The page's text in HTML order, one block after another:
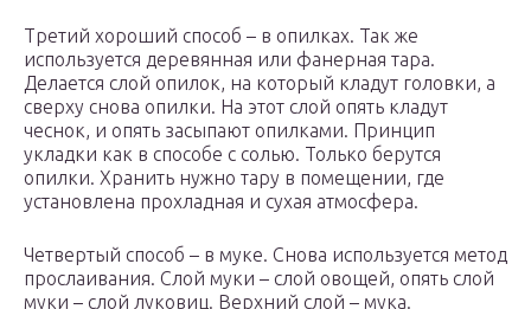
Третий хороший способ – в опилках. Так же
используется деревянная или фанерная тара.
Делается слой опилок, на который кладут головки, а
сверху снова опилки. На этот слой опять кладут
чеснок, и опять засыпают опилками. Принцип
укладки как в способе с солью. Только берутся
опилки. Хранить нужно тару в помещении, где
установлена прохладная и сухая атмосфера.
Четвертый способ – в муке. Снова используется метод
прослаивания. Слой муки – слой овощей, опять слой
муки – слой луковиц. Верхний слой – мука.